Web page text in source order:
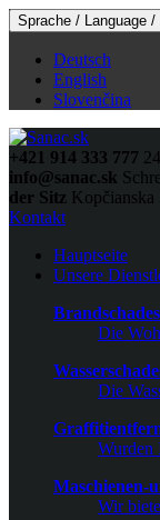
Sprache / Language
Deutsch
English
Slovenčina
+421 914 333 777
info@sanac.sk
der Sitz Kopčianska
Kontakt
Hauptseite
Unsere
Die
Die
Wurden
Maschienen-
Wir